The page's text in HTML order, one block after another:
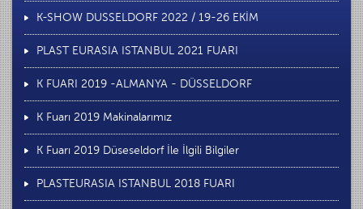
K-SHOW DUSSELDORF 2022 / 19-26 EKİM
PLAST EURASIA ISTANBUL 2021 FUARI
K FUARI 2019 -ALMANYA - DÜSSELDORF
K Fuarı 2019 Makinalarımız
K Fuarı 2019 Düseseldorf İle İlgili Bilgiler
PLASTEURASIA ISTANBUL 2018 FUARI